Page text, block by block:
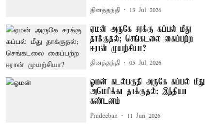
தினத்தந்தி 13 Jul 2026
ஏமன் அருகே சரக்கு கப்பல் மீது
தாக்குதல்; செங்கடலை கைப்பற்ற
ஈரான் முயற்சியா?
தினத்தந்தி 05 Jul 2026
ஓமன் கடல்பகுதி அருகே கப்பல் மீது
அமெரிக்கா தாக்குதல்: இந்தியா
கண்டனம்
Pradeeban 11 Jun 2026